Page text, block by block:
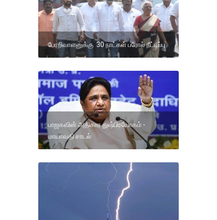
பேரறிவாளனுக்கு 30 நாட்கள் பரோல் நீட்டிப்பு
பாஜகவின் அதிகார துஷ்பிரயோகம் -
மாயாவதி சாடல்